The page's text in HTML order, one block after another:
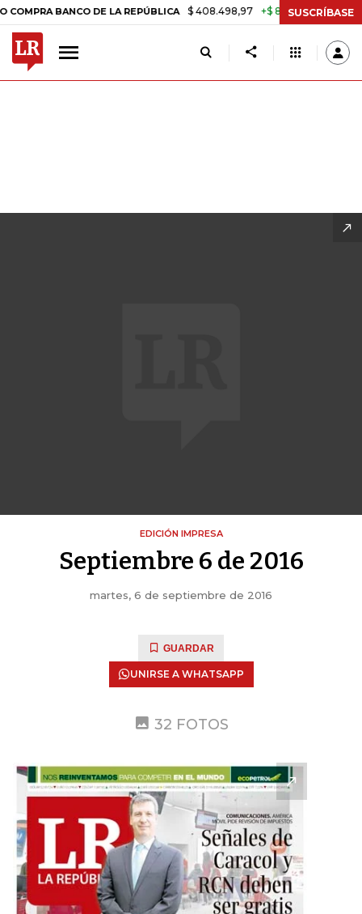
LA REPÚBLICA $ 408.498,97 +$ 8.753,81 +2,19% TASA DE
SUSCRÍBASE
EDICIÓN IMPRESA
Septiembre 6 de 2016
martes, 6 de septiembre de 2016
GUARDAR
UNIRSE A WHATSAPP
32 FOTOS